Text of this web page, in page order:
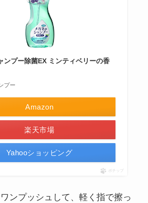
ンプー除菌EX ミンティベリーの香
プー
Amazon
楽天市場
Yahooショッピング
ポチップ
ンプッシュして、軽く指で擦っ